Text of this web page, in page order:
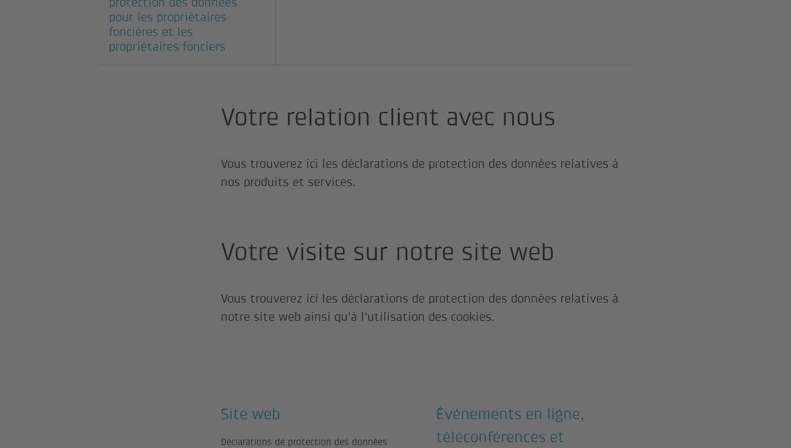
pour les propriétaires
foncières et les
propriétaires fonciers
Votre relation client avec nous
Vous trouverez ici les déclarations de protection des données relatives à
nos produits et services.
Votre visite sur notre site web
Vous trouverez ici les déclarations de protection des données relatives à
notre site web ainsi qu'à l'utilisation des cookies.
Site web
Déclarations de protection des données
Événements en ligne,
téléconférences et